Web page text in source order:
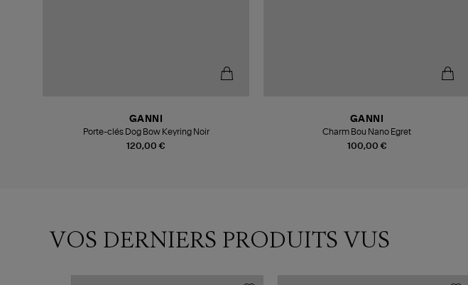
120,00 €
GANNI
Porte-clés Dog Bow Keyring Noir
100,00 €
GANNI
Charm Bou Nano Egret
VOS DERNIERS PRODUITS VUS